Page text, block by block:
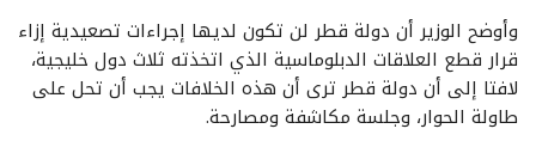
وأوضح الوزير أن دولة قطر لن تكون لديها إجراءات تصعيدية إزاء
قرار قطع العلاقات الدبلوماسية الذي اتخذته ثلاث دول خليجية،
لافتا إلى أن دولة قطر ترى أن هذه الخلافات يجب أن تحل على
طاولة الحوار، وجلسة مكاشفة ومصارحة.